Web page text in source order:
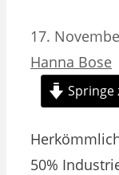
17.
Hanna Bose
Springe
50%